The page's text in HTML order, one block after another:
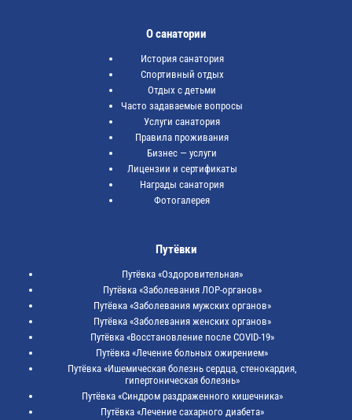
О санатории
История санатория
Спортивный отдых
Отдых с детьми
Часто задаваемые вопросы
Услуги санатория
Правила проживания
Бизнес — услуги
Лицензии и сертификаты
Награды санатория
Фотогалерея
Путёвки
Путёвка «Оздоровительная»
Путёвка «Заболевания ЛОР-органов»
Путёвка «Заболевания мужских органов»
Путёвка «Заболевания женских органов»
Путёвка «Восстановление после COVID-19»
Путёвка «Лечение больных ожирением»
Путёвка «Ишемическая болезнь сердца, стенокардия,
гипертоническая болезнь»
Путёвка «Синдром раздраженного кишечника»
Путёвка «Лечение сахарного диабета»